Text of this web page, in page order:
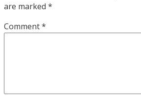
are marked *
Comment*